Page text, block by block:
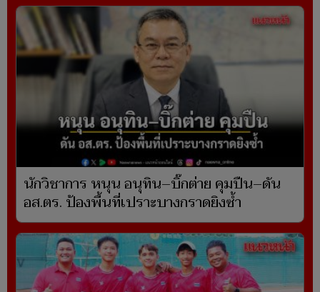
นักวิชาการ หนุน อนุทิน–บิ๊กต่าย คุมปืน–ดัน
อส.ตร. ป้องพื้นที่เปราะบางกราดยิงซ้ำ